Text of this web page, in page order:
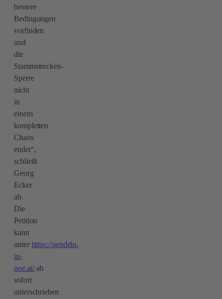
bessere
Bedingungen
vorfinden
und
die
Stammstrecken-
Sperre
nicht
in
einem
kompletten
Chaos
endet“,
schließt
Georg
Ecker
ab.
Die
Petition
kann
unter https://pendeln-
in-
noe.at/ab
sofort
unterschrieben